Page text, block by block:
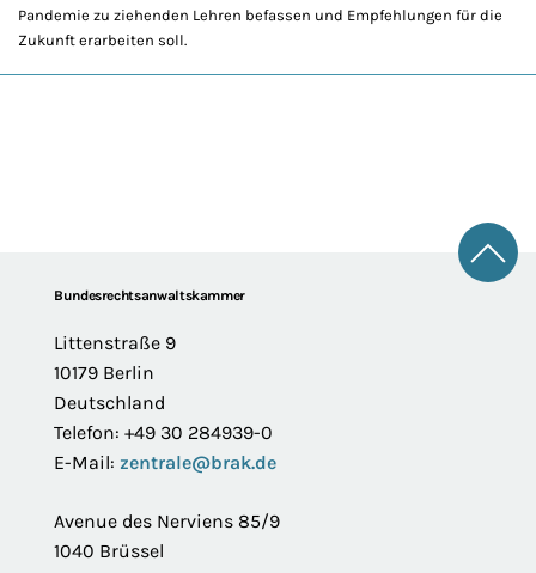
Pandemie zu ziehenden Lehren befassen und Empfehlungen für die
Zukunft erarbeiten soll.
FooterBundesrechtsanwaltskammer
Littenstraße 9
10179 Berlin
Deutschland
Telefon: +49 30 284939-0
E-Mail: zentrale@brak.de
Avenue des Nerviens 85/9
1040 Brüssel